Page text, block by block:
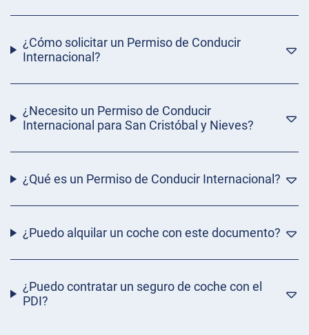
¿Cómo solicitar un Permiso de Conducir
Internacional?
¿Necesito un Permiso de Conducir
Internacional para San Cristóbal y Nieves?
¿Qué es un Permiso de Conducir Internacional?
¿Puedo alquilar un coche con este documento?
¿Puedo contratar un seguro de coche con el
PDI?